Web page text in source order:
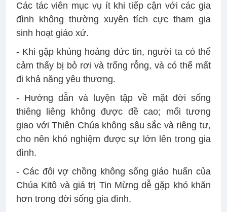
Các tác viên mục vụ ít khi tiếp cận với các gia
đình không thường xuyên tích cực tham gia
sinh hoạt giáo xứ.
- Khi gặp khủng hoảng đức tin, người ta có thể
cảm thấy bị bỏ rơi và trống rỗng, và có thể mất
đi khả năng yêu thương.
- Hướng dẫn và luyện tập về mặt đời sống
thiêng liêng không được đề cao; mối tương
giao với Thiên Chúa không sâu sắc và riêng tư,
cho nên khó nghiệm được sự lớn lên trong gia
đình.
- Các đôi vợ chồng không sống giáo huấn của
Chúa Kitô và giá trị Tin Mừng dễ gặp khó khăn
hơn trong đời sống gia đình.